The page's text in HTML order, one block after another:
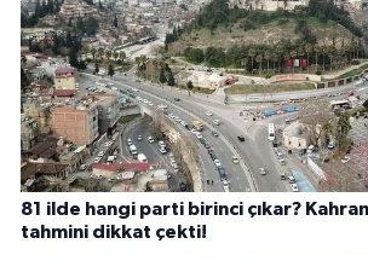
81 ilde hangi parti birinci çıkar?
tahmini dikkat çekti!